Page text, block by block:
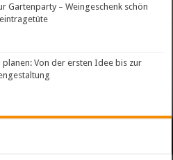
Gartenparty – Weingeschenk schön
Von der ersten Idee bis zur